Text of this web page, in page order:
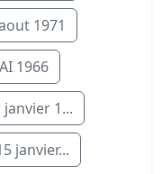
1971
1966
janvier 1...
janvier...